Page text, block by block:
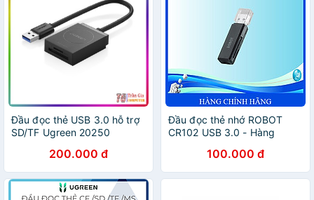
Đầu đọc thẻ USB 3.0 hỗ trợ
SD/TF Ugreen 20250
200.000 đ
Đầu đọc thẻ nhớ ROBOT
CR102 USB 3.0 - Hàng
100.000 đ